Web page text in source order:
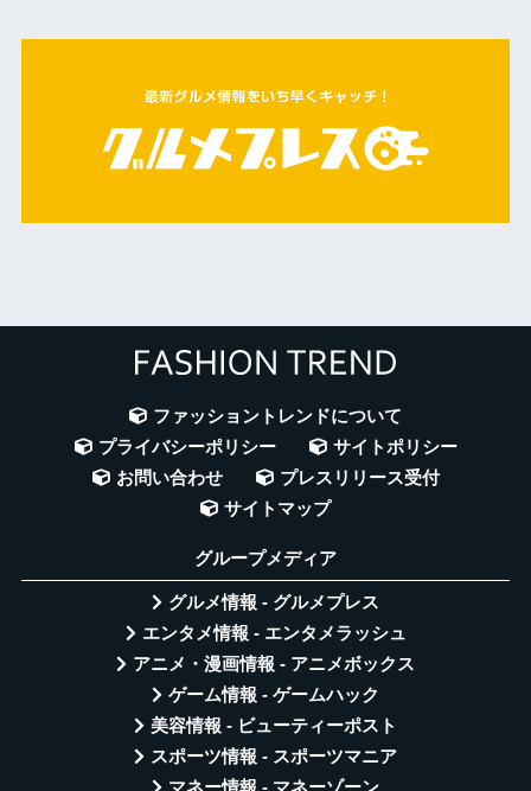
ファッショントレンドについて
プライバシーポリシー
サイトポリシー
お問い合わせ
プレスリリース受付
サイトマップ
グループメディア
グルメ情報 - グルメプレス
エンタメ情報 - エンタメラッシュ
アニメ・漫画情報 - アニメボックス
ゲーム情報 - ゲームハック
美容情報 - ビューティーポスト
スポーツ情報 - スポーツマニア
マネー情報 - マネーゾーン